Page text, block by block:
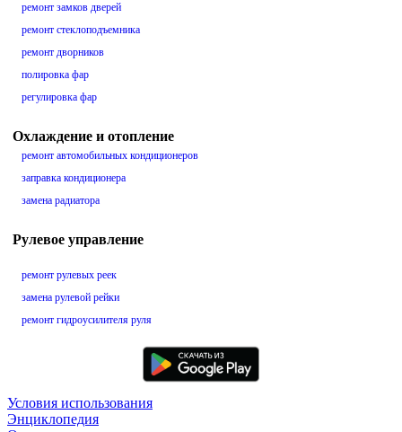
ремонт замков дверей
ремонт стеклоподъемника
ремонт дворников
полировка фар
регулировка фар
Охлаждение и отопление
ремонт автомобильных кондиционеров
заправка кондиционера
замена радиатора
Рулевое управление
ремонт рулевых реек
замена рулевой рейки
ремонт гидроусилителя руля
Условия использования
Энциклопедия